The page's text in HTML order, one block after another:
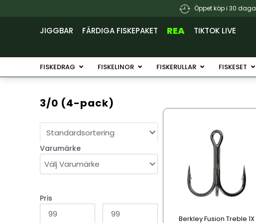
Öppet köp i 30
JIGGBAR FÄRDIGA FISKEPAKET REA TIKTOK LIVE
FISKEDRAG Öppna Fiskedrag
FISKELINOR Öppna Fiskelinor
FISKERULLAR ÖppnaFISKESET
3/0 (4-pack)
Varumärke
Pris
Berkley Fusion Treble 1X
Den
varianter.